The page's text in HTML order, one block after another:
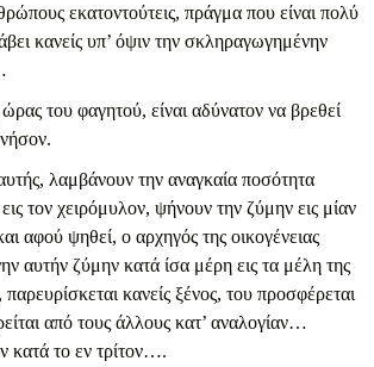
εκατοντούτεις, πράγμα που είναι πολύ
κανείς υπ’ όψιν την σκληραγωγημένην
του φαγητού, είναι αδύνατον να βρεθεί
λαμβάνουν την αναγκαία ποσότητα
τον χειρόμυλον, ψήνουν την ζύμην εις μίαν
αφού ψηθεί, ο αρχηγός της οικογένειας
αυτήν ζύμην κατά ίσα μέρη εις τα μέλη της
κανείς ξένος, του προσφέρεται
από τους άλλους κατ’ αναλογίαν…
κατά το εν τρίτον….